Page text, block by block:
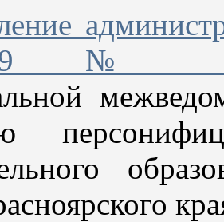
№